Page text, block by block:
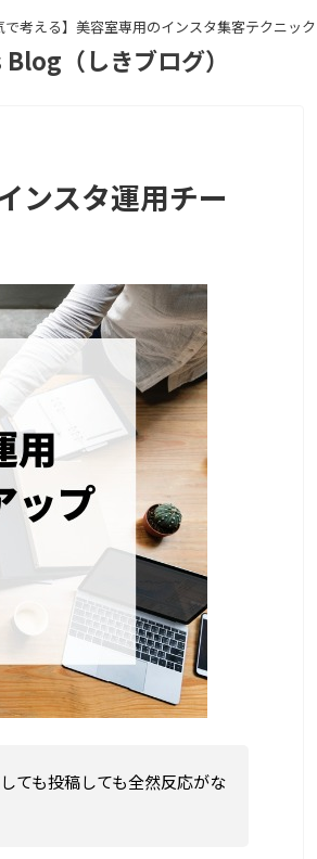
で考える】美容室専用のインスタ集客テクニック
（しきブログ）
ンスタ運用チー
ても投稿しても全然反応がな